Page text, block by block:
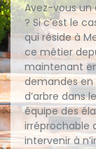
Avez-vous un
? Si c’est le
qui réside à
ce métier
maintenant
demandes
d’arbre dans
équipe des
irréprochable
intervenir à